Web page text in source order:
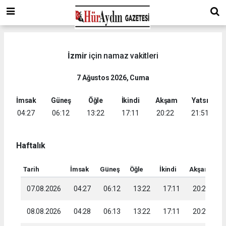
İzmir için namaz vakitleri
7 Ağustos 2026, Cuma
İmsak
04:27
Güneş
06:12
Öğle
13:22
İkindi
17:11
Akşam
20:22
Yatsı
21:51
Haftalık
Tarih İmsak Güneş Öğle İkindi Akşam
07.08.2026 04:27 06:12 13:22 17:11 20:22
08.08.2026 04:28 06:13 13:22 17:11 20:21